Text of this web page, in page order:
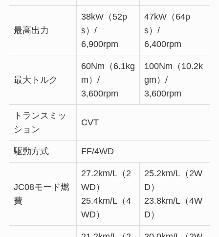
最高出力
38kW（52p
s）/
6,900rpm
47kW（64p
s）/
6,400rpm
最大トルク
60Nm（6.1kg
m）/
3,600rpm
100Nm（10.2k
gm）/
3,600rpm
トランスミッ
ション
CVT
駆動方式 FF/4WD
JC08モード燃
費
27.2km/L（2
WD）
25.4km/L（4
WD）
25.2km/L（2W
D）
23.8km/L（4W
D）